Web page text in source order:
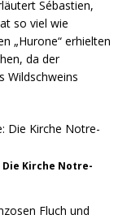
Sébastien,
so viel wie
„Hurone“ erhielten
da der
Wildschweins
Kirche Notre-
Fluch und